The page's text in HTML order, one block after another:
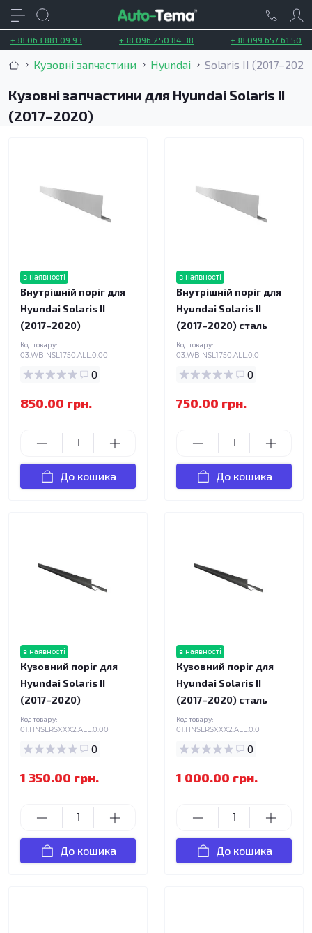
+38 063 881 09 93 +38 096 250 84 38 +38 099 657 61 50
Кузовні запчастини Hyundai Solaris II
Кузовні запчастини для Hyundai Solaris II
(2017–2020)
в наявності
Внутрішній поріг для
Hyundai Solaris II
(2017–2020)
Код товару:
03.WBINSL1750.ALL.0.00
0
850.00 грн.
До кошика
в наявності
Внутрішній поріг для
Hyundai Solaris II
(2017–2020) сталь
Код товару:
03.WBINSL1750.ALL.0.0
0
750.00 грн.
До кошика
в наявності
Кузовний поріг для
Hyundai Solaris II
(2017–2020)
Код товару:
01.HNSLRSXXX2.ALL.0.00
0
1 350.00 грн.
До кошика
в наявності
Кузовний поріг для
Hyundai Solaris II
(2017–2020) сталь
Код товару:
01.HNSLRSXXX2.ALL.0.0
0
1 000.00 грн.
До кошика